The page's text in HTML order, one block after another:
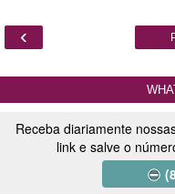
‹
Receba diariamente
link e salve o